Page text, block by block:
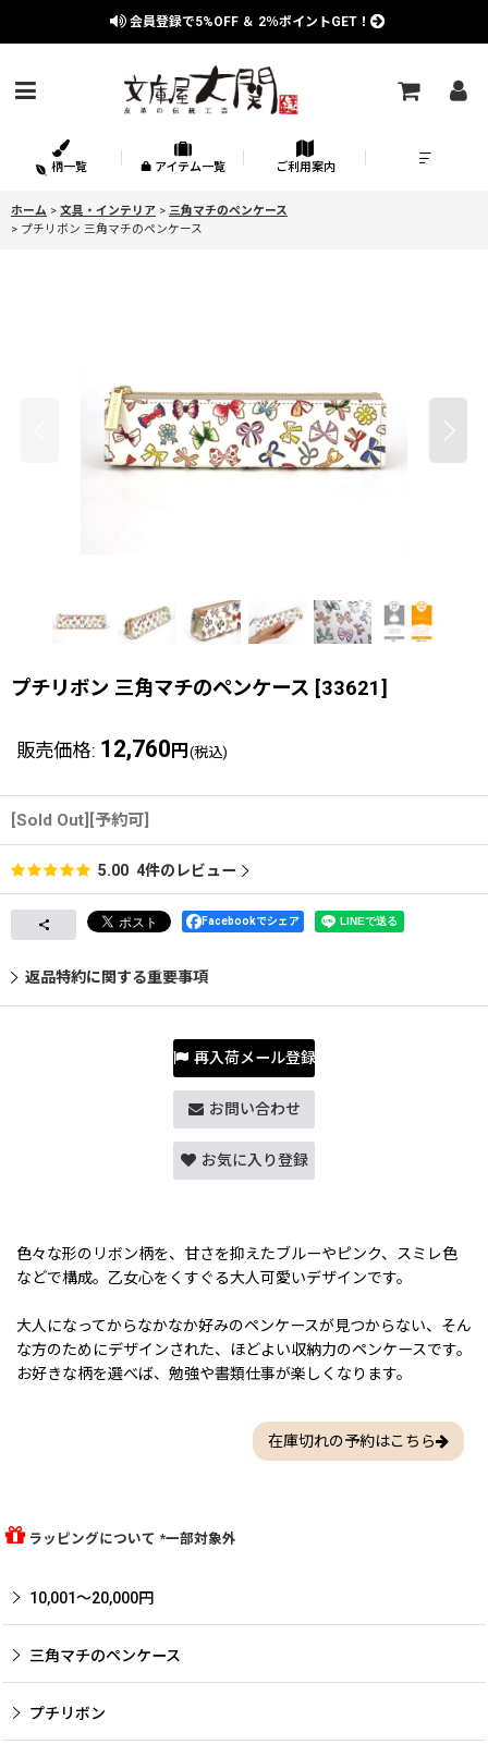
会員登録で5%OFF ＆ 2％ポイントGET！
柄一覧 アイテム一覧 ご利用案内
ホーム > 文具・インテリア > 三角マチのペンケース
> プチリボン 三角マチのペンケース
プチリボン 三角マチのペンケース [33621]
販売価格: 12,760 円 (税込)
[Sold Out][予約可]
5.00 4件のレビュー
Facebookでシェア
返品特約に関する重要事項
再入荷メール登録
お問い合わせ
お気に入り登録
色々な形のリボン柄を、甘さを抑えたブルーやピンク、スミレ色
などで構成。乙女心をくすぐる大人可愛いデザインです。
大人になってからなかなか好みのペンケースが見つからない、そん
な方のためにデザインされた、ほどよい収納力のペンケースです。
お好きな柄を選べば、勉強や書類仕事が楽しくなります。
在庫切れの予約はこちら
ラッピングについて *一部対象外
10,001〜20,000円
三角マチのペンケース
プチリボン